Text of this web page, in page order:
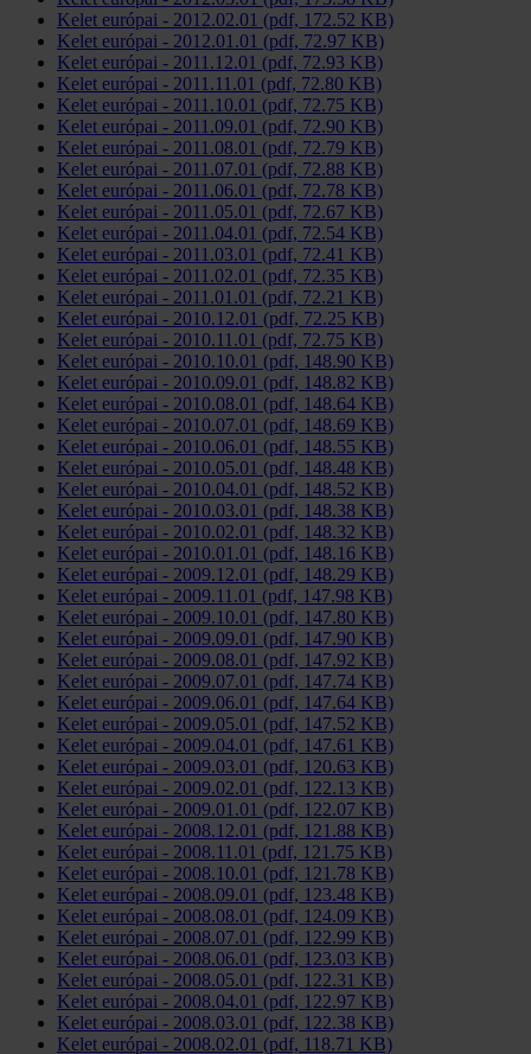
Kelet európai - 2012.02.01 (pdf, 172.52 KB)
Kelet európai - 2012.01.01 (pdf, 72.97 KB)
Kelet európai - 2011.12.01 (pdf, 72.93 KB)
Kelet európai - 2011.11.01 (pdf, 72.80 KB)
Kelet európai - 2011.10.01 (pdf, 72.75 KB)
Kelet európai - 2011.09.01 (pdf, 72.90 KB)
Kelet európai - 2011.08.01 (pdf, 72.79 KB)
Kelet európai - 2011.07.01 (pdf, 72.88 KB)
Kelet európai - 2011.06.01 (pdf, 72.78 KB)
Kelet európai - 2011.05.01 (pdf, 72.67 KB)
Kelet európai - 2011.04.01 (pdf, 72.54 KB)
Kelet európai - 2011.03.01 (pdf, 72.41 KB)
Kelet európai - 2011.02.01 (pdf, 72.35 KB)
Kelet európai - 2011.01.01 (pdf, 72.21 KB)
Kelet európai - 2010.12.01 (pdf, 72.25 KB)
Kelet európai - 2010.11.01 (pdf, 72.75 KB)
Kelet európai - 2010.10.01 (pdf, 148.90 KB)
Kelet európai - 2010.09.01 (pdf, 148.82 KB)
Kelet európai - 2010.08.01 (pdf, 148.64 KB)
Kelet európai - 2010.07.01 (pdf, 148.69 KB)
Kelet európai - 2010.06.01 (pdf, 148.55 KB)
Kelet európai - 2010.05.01 (pdf, 148.48 KB)
Kelet európai - 2010.04.01 (pdf, 148.52 KB)
Kelet európai - 2010.03.01 (pdf, 148.38 KB)
Kelet európai - 2010.02.01 (pdf, 148.32 KB)
Kelet európai - 2010.01.01 (pdf, 148.16 KB)
Kelet európai - 2009.12.01 (pdf, 148.29 KB)
Kelet európai - 2009.11.01 (pdf, 147.98 KB)
Kelet európai - 2009.10.01 (pdf, 147.80 KB)
Kelet európai - 2009.09.01 (pdf, 147.90 KB)
Kelet európai - 2009.08.01 (pdf, 147.92 KB)
Kelet európai - 2009.07.01 (pdf, 147.74 KB)
Kelet európai - 2009.06.01 (pdf, 147.64 KB)
Kelet európai - 2009.05.01 (pdf, 147.52 KB)
Kelet európai - 2009.04.01 (pdf, 147.61 KB)
Kelet európai - 2009.03.01 (pdf, 120.63 KB)
Kelet európai - 2009.02.01 (pdf, 122.13 KB)
Kelet európai - 2009.01.01 (pdf, 122.07 KB)
Kelet európai - 2008.12.01 (pdf, 121.88 KB)
Kelet európai - 2008.11.01 (pdf, 121.75 KB)
Kelet európai - 2008.10.01 (pdf, 121.78 KB)
Kelet európai - 2008.09.01 (pdf, 123.48 KB)
Kelet európai - 2008.08.01 (pdf, 124.09 KB)
Kelet európai - 2008.07.01 (pdf, 122.99 KB)
Kelet európai - 2008.06.01 (pdf, 123.03 KB)
Kelet európai - 2008.05.01 (pdf, 122.31 KB)
Kelet európai - 2008.04.01 (pdf, 122.97 KB)
Kelet európai - 2008.03.01 (pdf, 122.38 KB)
Kelet európai - 2008.02.01 (pdf, 118.71 KB)